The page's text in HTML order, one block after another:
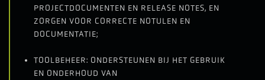
PROJECTDOCUMENTEN EN RELEASE NOTES, EN
ZORGEN VOOR CORRECTE NOTULEN EN
DOCUMENTATIE;
TOOLBEHEER: ONDERSTEUNEN BIJ HET GEBRUIK
EN ONDERHOUD VAN